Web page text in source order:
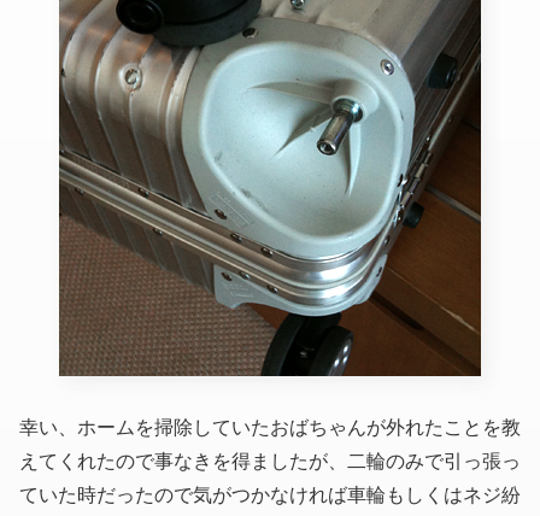
幸い、ホームを掃除していたおばちゃんが外れたことを教
えてくれたので事なきを得ましたが、二輪のみで引っ張っ
ていた時だったので気がつかなければ車輪もしくはネジ紛